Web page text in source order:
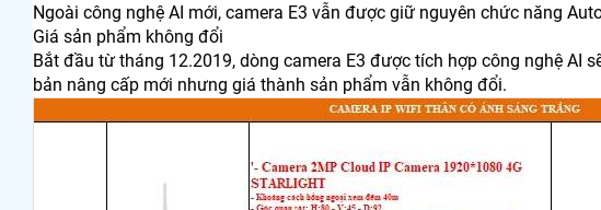
Ngoài công nghệ AI mới, camera E3 vẫn được giữ nguyên chức năng
Giá sản phẩm không đổi
Bắt đầu từ tháng 12.2019, dòng camera E3 được tích hợp công nghệ AI
bản nâng cấp mới nhưng giá thành sản phẩm vẫn không đổi.